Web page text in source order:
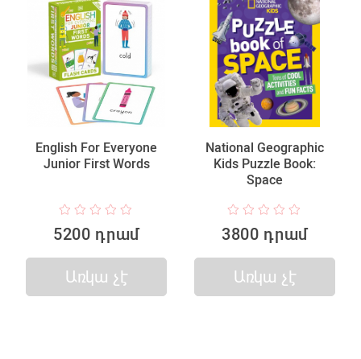
English For Everyone
Junior First Words
5200 դրամ
Առկա չէ
National Geographic
Kids Puzzle Book:
Space
3800 դրամ
Առկա չէ